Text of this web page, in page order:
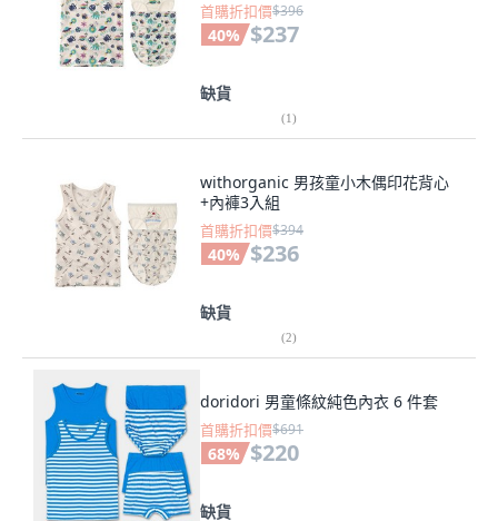
首購折扣價$396
40% $237
缺貨
(1)
withorganic 男孩童小木偶印花背心
+內褲3入組
首購折扣價$394
40% $236
缺貨
(2)
doridori 男童條紋純色內衣 6 件套
首購折扣價$691
68% $220
缺貨